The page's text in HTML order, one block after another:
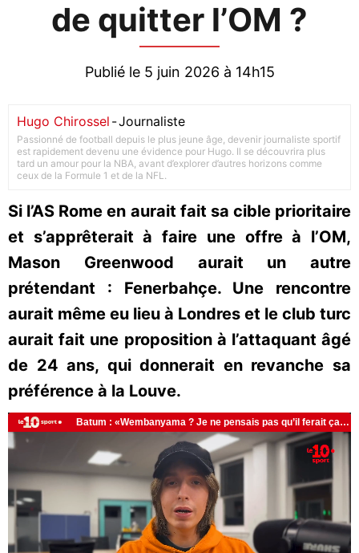
de quitter l’OM ?
Publié le 5 juin 2026 à 14h15
Hugo Chirossel -Journaliste
Passionné de football depuis le plus jeune âge, devenir journaliste sportif
est rapidement devenu une évidence pour Hugo. Il se découvrira plus
tard un amour pour la NBA, avant d’explorer d’autres horizons comme
ceux de la Formule 1 et de la NFL.
Si l’AS Rome en aurait fait sa cible prioritaire
et s’apprêterait à faire une offre à l’OM,
Mason Greenwood aurait un autre
prétendant : Fenerbahçe. Une rencontre
aurait même eu lieu à Londres et le club turc
aurait fait une proposition à l’attaquant âgé
de 24 ans, qui donnerait en revanche sa
préférence à la Louve.